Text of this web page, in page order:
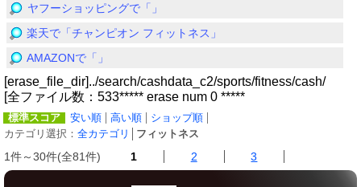
ヤフーショッピングで「」
楽天で「チャンピオン フィットネス」
AMAZONで「」
[erase_file_dir]../search/cashdata_c2/sports/fitness/cash/
[全ファイル数：533***** erase num 0 *****
標準スコア 安い順 高い順
ショップ順
カテゴリ選択： 全カテゴリ フィットネス
1件～30件(全81件) 1 2 3